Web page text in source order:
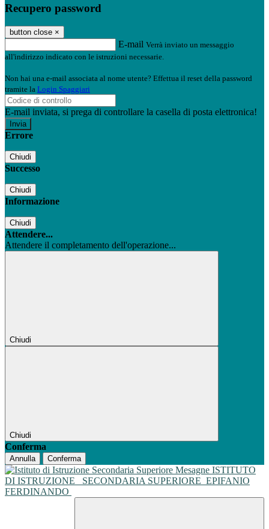
Recupero password
button close ×
E-mail Verrà inviato un messaggio
all'indirizzo indicato con le istruzioni necessarie.
Non hai una e-mail associata al nome utente? Effettua il reset della password
tramite la Login Spaggiari
E-mail inviata, si prega di controllare la casella di posta elettronica!
Errore
Chiudi
Successo
Chiudi
Informazione
Chiudi
Attendere...
Attendere il completamento dell'operazione...
Chiudi
Chiudi
Conferma
Annulla Conferma
ISTITUTO
DI ISTRUZIONE
SECONDARIA SUPERIORE EPIFANIO
FERDINANDO